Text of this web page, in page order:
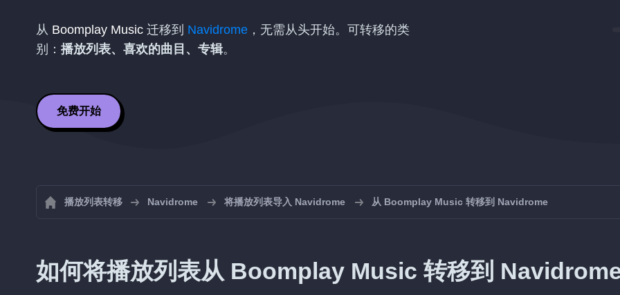
从 Boomplay Music 迁移到 Navidrome ，无需从头开始。可转移的类
别： 播放列表、喜欢的曲目、专辑。
免费开始
播放列表转移 Navidrome 将播放列表导入 Navidrome 从 Boomplay Music 转移到 Navidrome
如何将播放列表从 Boomplay Music 转移到